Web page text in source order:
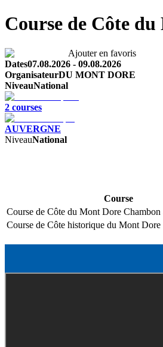
Course de Côte
Ajouter en favoris
Dates07.08.2026 - 09.08.2026
OrganisateurDU MONT DORE
NiveauNational
2 courses
AUVERGNE
NiveauNational
Course
Course de Côte du Mont Dore Chambon
Course de Côte historique du Mont